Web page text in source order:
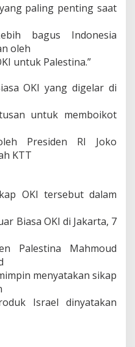
paling penting saat
bagus Indonesia
oleh
untuk Palestina.”
OKI yang digelar di
untuk memboikot
Presiden RI Joko
KTT
OKI tersebut dalam
Biasa OKI di Jakarta, 7
Palestina Mahmoud
menyatakan sikap
Israel dinyatakan